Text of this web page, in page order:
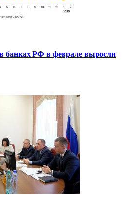
банках РФ в феврале выросли